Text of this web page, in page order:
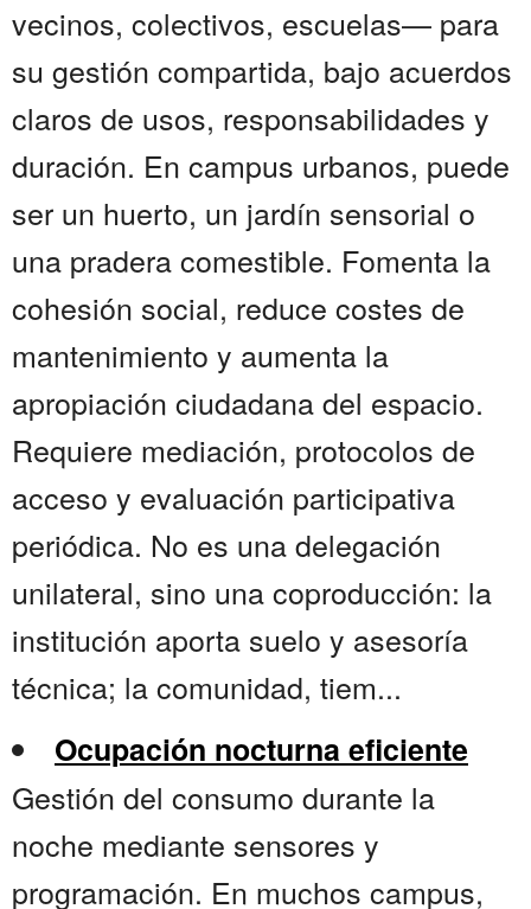
vecinos, colectivos, escuelas— para
su gestión compartida, bajo acuerdos
claros de usos, responsabilidades y
duración. En campus urbanos, puede
ser un huerto, un jardín sensorial o
una pradera comestible. Fomenta la
cohesión social, reduce costes de
mantenimiento y aumenta la
apropiación ciudadana del espacio.
Requiere mediación, protocolos de
acceso y evaluación participativa
periódica. No es una delegación
unilateral, sino una coproducción: la
institución aporta suelo y asesoría
técnica; la comunidad, tiem...
Ocupación nocturna eficiente
Gestión del consumo durante la
noche mediante sensores y
programación. En muchos campus,